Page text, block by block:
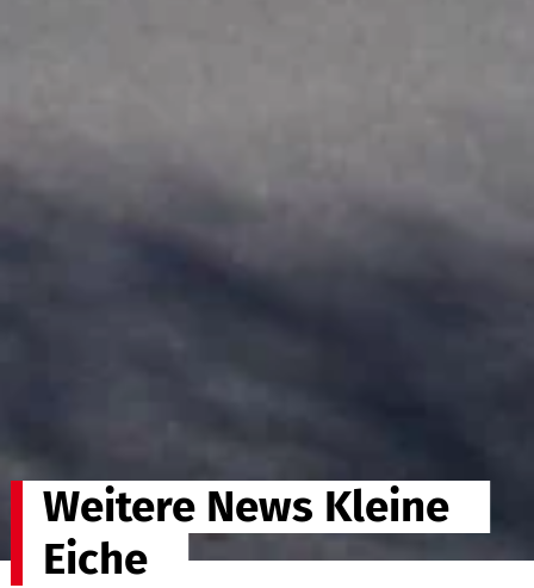
Weitere News Kleine
Eiche